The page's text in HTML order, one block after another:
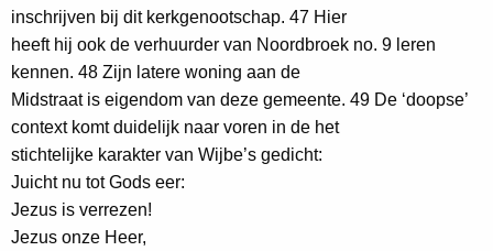
inschrijven bij dit kerkgenootschap. 47 Hier
heeft hij ook de verhuurder van Noordbroek no. 9 leren
kennen. 48 Zijn latere woning aan de
Midstraat is eigendom van deze gemeente. 49 De ‘doopse’
context komt duidelijk naar voren in de het
stichtelijke karakter van Wijbe’s gedicht:
Juicht nu tot Gods eer:
Jezus is verrezen!
Jezus onze Heer,